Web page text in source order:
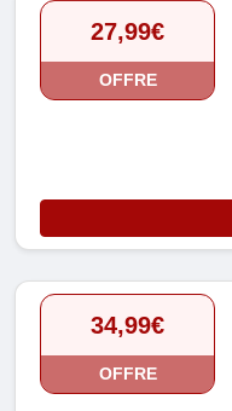
27,99€
OFFRE
34,99€
OFFRE